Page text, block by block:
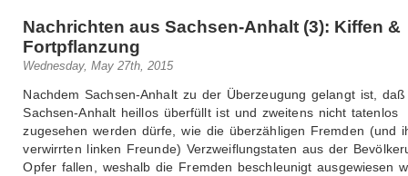
Nachrichten aus Sachsen-Anhalt (3): Kiffen &
Fortpflanzung
Wednesday, May 27th, 2015
Nachdem Sachsen-Anhalt zu der Überzeugung gelangt ist,
Sachsen-Anhalt heillos überfüllt ist und zweitens nicht tatenlos
zugesehen werden dürfe, wie die überzähligen Fremden (und
verwirrten linken Freunde) Verzweiflungstaten aus der
Opfer fallen, weshalb die Fremden beschleunigt ausgewiesen